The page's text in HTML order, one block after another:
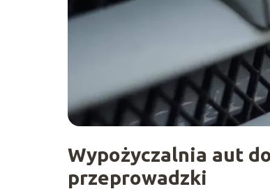
Wypożyczalnia aut
przeprowadzki